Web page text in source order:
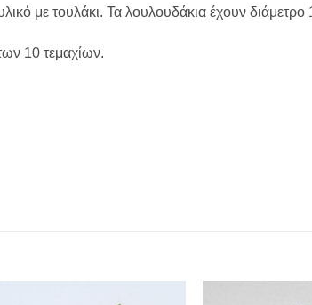
με τουλάκι. Τα λουλουδάκια έχουν
10 τεμαχίων.